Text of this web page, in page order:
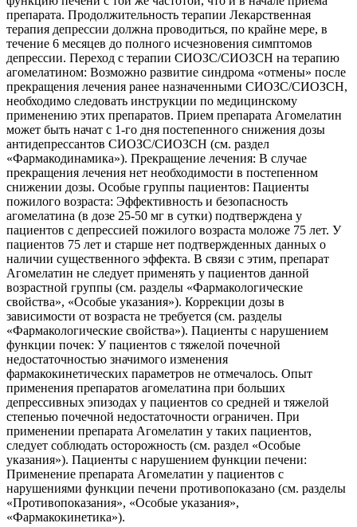
препарата. Продолжительность терапии Лекарственная
терапия депрессии должна проводиться, по крайне мере, в
течение 6 месяцев до полного исчезновения симптомов
депрессии. Переход с терапии СИОЗС/СИОЗСН на терапию
агомелатином: Возможно развитие синдрома «отмены» после
прекращения лечения ранее назначенными СИОЗС/СИОЗСН,
необходимо следовать инструкции по медицинскому
применению этих препаратов. Прием препарата Агомелатин
может быть начат с 1-го дня постепенного снижения дозы
антидепрессантов СИОЗС/СИОЗСН (см. раздел
«Фармакодинамика»). Прекращение лечения: В случае
прекращения лечения нет необходимости в постепенном
снижении дозы. Особые группы пациентов: Пациенты
пожилого возраста: Эффективность и безопасность
агомелатина (в дозе 25-50 мг в сутки) подтверждена у
пациентов с депрессией пожилого возраста моложе 75 лет. У
пациентов 75 лет и старше нет подтвержденных данных о
наличии существенного эффекта. В связи с этим, препарат
Агомелатин не следует применять у пациентов данной
возрастной группы (см. разделы «Фармакологические
свойства», «Особые указания»). Коррекции дозы в
зависимости от возраста не требуется (см. разделы
«Фармакологические свойства»). Пациенты с нарушением
функции почек: У пациентов с тяжелой почечной
недостаточностью значимого изменения
фармакокинетических параметров не отмечалось. Опыт
применения препаратов агомелатина при больших
депрессивных эпизодах у пациентов со средней и тяжелой
степенью почечной недостаточности ограничен. При
применении препарата Агомелатин у таких пациентов,
следует соблюдать осторожность (см. раздел «Особые
указания»). Пациенты с нарушением функции печени:
Применение препарата Агомелатин у пациентов с
нарушениями функции печени противопоказано (см. разделы
«Противопоказания», «Особые указания»,
«Фармакокинетика»).